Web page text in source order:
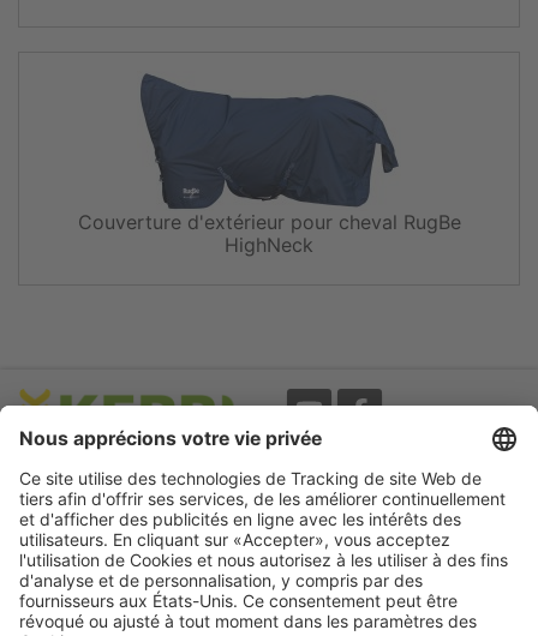
Couverture d'extérieur pour cheval RugBe
HighNeck
Evènements
Newsletter
Termes d'utilisation
A propos
Mentions légales
CGV
Protection des données
Garantie
Déclaration